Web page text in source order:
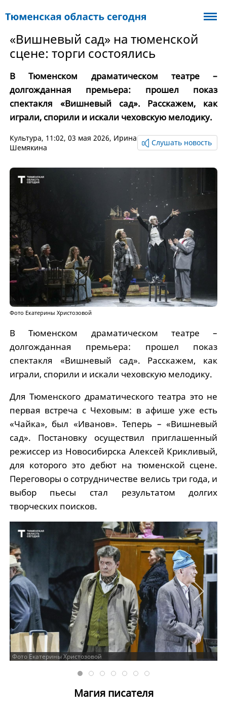
«Вишневый сад» на тюменской
сцене: торги состоялись
В Тюменском драматическом театре –
долгожданная премьера: прошел показ
спектакля «Вишневый сад». Расскажем, как
играли, спорили и искали чеховскую мелодику.
Культура, 11:02, 03 мая 2026, Ирина
Шемякина
Слушать новость
Фото Екатерины Христозовой
В Тюменском драматическом театре –
долгожданная премьера: прошел показ
спектакля «Вишневый сад». Расскажем, как
играли, спорили и искали чеховскую мелодику.
Для Тюменского драматического театра это не
первая встреча с Чеховым: в афише уже есть
«Чайка», был «Иванов». Теперь – «Вишневый
сад». Постановку осуществил приглашенный
режиссер из Новосибирска Алексей Крикливый,
для которого это дебют на тюменской сцене.
Переговоры о сотрудничестве велись три года, и
выбор пьесы стал результатом долгих
творческих поисков.
Фото Екатерины Христозовой
Магия писателя